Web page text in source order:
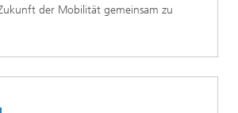
der Mobilität gemeinsam zu